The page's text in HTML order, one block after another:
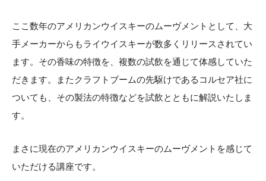
ここ数年のアメリカンウイスキーのムーヴメントとして、大
手メーカーからもライウイスキーが数多くリリースされてい
ます。その香味の特徴を、複数の試飲を通じて体感していた
だきます。またクラフトブームの先駆けであるコルセア社に
ついても、その製法の特徴などを試飲とともに解説いたしま
す。
まさに現在のアメリカンウイスキーのムーヴメントを感じて
いただける講座です。